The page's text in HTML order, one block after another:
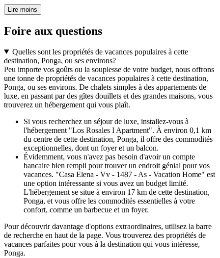
Lire moins
Foire aux questions
Quelles sont les propriétés de vacances populaires à cette
destination, Ponga, ou ses environs?
Peu importe vos goûts ou la souplesse de votre budget, nous offrons
une tonne de propriétés de vacances populaires à cette destination,
Ponga, ou ses environs. De chalets simples à des appartements de
luxe, en passant par des gîtes douillets et des grandes maisons, vous
trouverez un hébergement qui vous plaît.
Si vous recherchez un séjour de luxe, installez-vous à
l'hébergement "Los Rosales I Apartment". À environ 0,1 km
du centre de cette destination, Ponga, il offre des commodités
exceptionnelles, dont un foyer et un balcon.
Évidemment, vous n'avez pas besoin d'avoir un compte
bancaire bien rempli pour trouver un endroit génial pour vos
vacances. "Casa Elena - Vv - 1487 - As - Vacation Home" est
une option intéressante si vous avez un budget limité.
L'hébergement se situe à environ 17 km de cette destination,
Ponga, et vous offre les commodités essentielles à votre
confort, comme un barbecue et un foyer.
Pour découvrir davantage d'options extraordinaires, utilisez la barre
de recherche en haut de la page. Vous trouverez des propriétés de
vacances parfaites pour vous à la destination qui vous intéresse,
Ponga.